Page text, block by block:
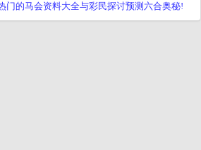
门的马会资料大全与彩民探讨预测六合奥秘!